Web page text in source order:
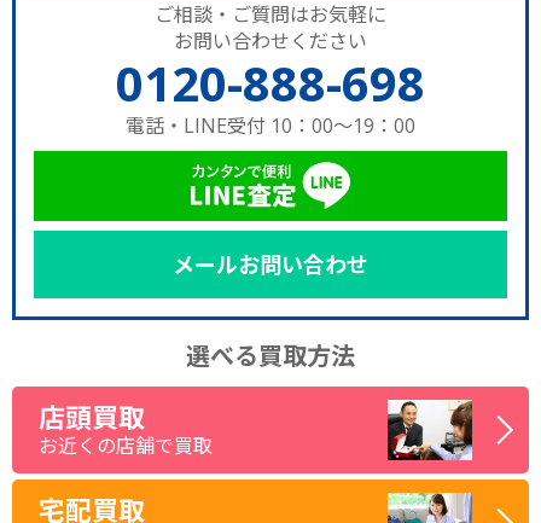
ご相談・ご質問はお気軽に
お問い合わせください
0120-888-698
電話・LINE受付 10：00～19：00
メールお問い合わせ
選べる買取方法
店頭買取
お近くの店舗で買取
宅配買取